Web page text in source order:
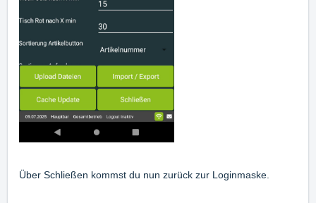
Über Schließen kommst du nun zurück zur Loginmaske.